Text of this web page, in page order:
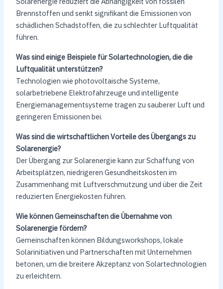
Brennstoffen und senkt signifikant die Emissionen von
schädlichen Schadstoffen, die zu schlechter Luftqualität
führen.
Was sind einige Beispiele für Solartechnologien, die die
Luftqualität unterstützen?
Technologien wie photovoltaische Systeme,
solarbetriebene Elektrofahrzeuge und intelligente
Energiemanagementsysteme tragen zu sauberer Luft und
geringeren Emissionen bei.
Was sind die wirtschaftlichen Vorteile des Übergangs zu
Solarenergie?
Der Übergang zur Solarenergie kann zur Schaffung von
Arbeitsplätzen, niedrigeren Gesundheitskosten im
Zusammenhang mit Luftverschmutzung und über die Zeit
reduzierten Energiekosten führen.
Wie können Gemeinschaften die Übernahme von
Solarenergie fördern?
Gemeinschaften können Bildungsworkshops, lokale
Solarinitiativen und Partnerschaften mit Unternehmen
betonen, um die breitere Akzeptanz von Solartechnologien
zu erleichtern.